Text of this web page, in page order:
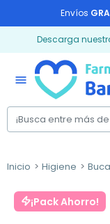
Envíos
Descarga
menu
Inicio Higiene
¡Pack Ahorro!